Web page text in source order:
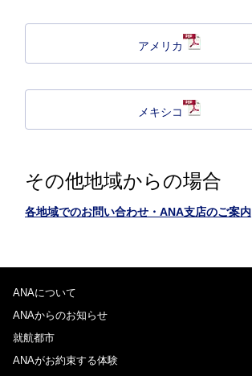
アメリカ
メキシコ
その他地域からの場合
各地域でのお問い合わせ・ANA支店のご案内
ANAについて
ANAからのお知らせ
就航都市
ANAがお約束する体験